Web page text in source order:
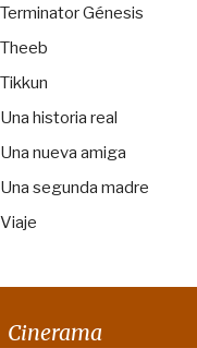
Terminator Génesis
Theeb
Tikkun
Una historia real
Una nueva amiga
Una segunda madre
Viaje
Cinerama